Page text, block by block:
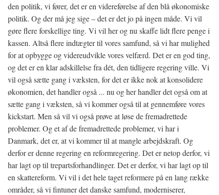
den politik, vi fører, det er en videreførelse af den blå økonomiske
politik. Og der må jeg sige – det er det jo på ingen måde. Vi vil
gøre flere forskellige ting. Vi vil her og nu skaffe lidt flere penge i
kassen. Altså flere indtægter til vores samfund, så vi har mulighed
for at opbygge og videreudvikle vores velfærd. Det er en god ting,
og det er en klar adskillelse fra dét, den tidligere regering ville. Vi
vil også sætte gang i væksten, for det er ikke nok at konsolidere
økonomien, det handler også ... nu og her handler det også om at
sætte gang i væksten, så vi kommer også til at gennemføre vores
kickstart. Men så vil vi også prøve at løse de fremadrettede
problemer. Og et af de fremadrettede problemer, vi har i
Danmark, det er, at vi kommer til at mangle arbejdskraft. Og
derfor er denne regering en reformregering. Det er netop derfor, vi
har lagt op til trepartsforhandlinger. Det er derfor, vi har lagt op til
en skattereform. Vi vil i det hele taget reformere på en lang række
områder, så vi fintuner det danske samfund, moderniserer,